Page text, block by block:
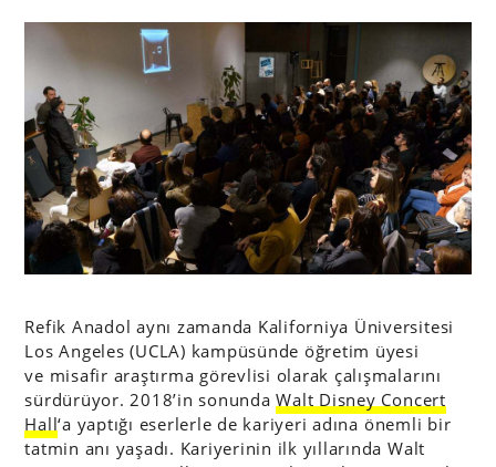
Refik Anadol aynı zamanda Kaliforniya Üniversitesi
Los Angeles (UCLA) kampüsünde öğretim üyesi
ve misafir araştırma görevlisi olarak çalışmalarını
sürdürüyor. 2018’in sonundaWalt Disney Concert
Hall‘a yaptığı eserlerle de kariyeri adına önemli bir
tatmin anı yaşadı. Kariyerinin ilk yıllarında Walt